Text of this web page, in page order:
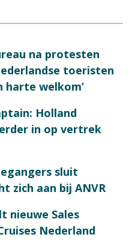
na protesten
toeristen
harte welkom’
Holland
in op vertrek
sluit
zich aan bij ANVR
nieuwe Sales
Nederland